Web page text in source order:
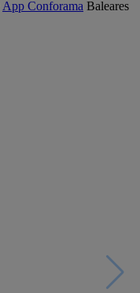
App Conforama Baleares